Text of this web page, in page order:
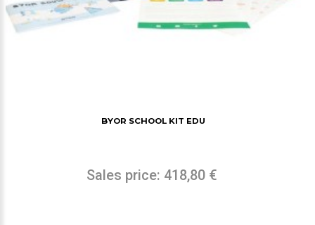
BYOR SCHOOL KIT EDU
Sales price: 418,80 €